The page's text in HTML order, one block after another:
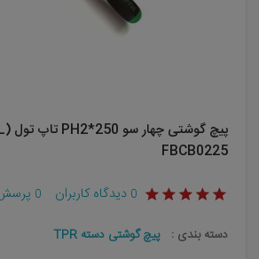
FBCB0225
0 دیدگاه کاربران 0
دسته بندی : پیچ گوشتی دسته TPR